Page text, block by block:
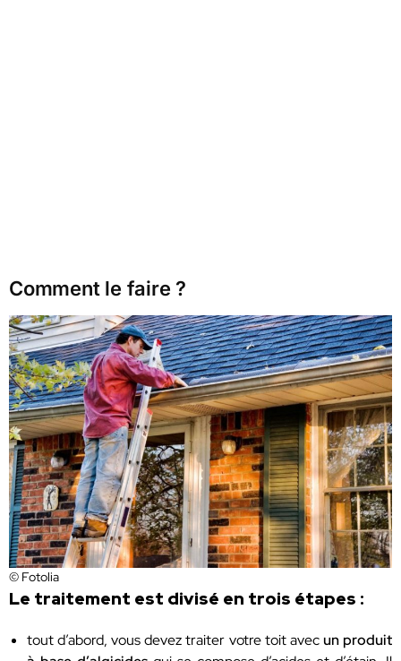
Comment le faire ?
© Fotolia
Le traitement est divisé en trois étapes :
tout d’abord, vous devez traiter votre toit avecun produit